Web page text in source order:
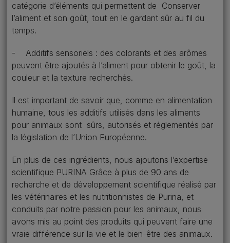
catégorie d’éléments qui permettent de Conserver
l’aliment et son goût, tout en le gardant sûr au fil du
temps.
- Additifs sensoriels : des colorants et des arômes
peuvent être ajoutés à l’aliment pour obtenir le goût, la
couleur et la texture recherchés.
Il est important de savoir que, comme en alimentation
humaine, tous les additifs utilisés dans les aliments
pour animaux sont sûrs, autorisés et réglementés par
la législation de l’Union Européenne.
En plus de ces ingrédients, nous ajoutons l’expertise
scientifique PURINA Grâce à plus de 90 ans de
recherche et de développement scientifique réalisé par
les vétérinaires et les nutritionnistes de Purina, et
conduits par notre passion pour les animaux, nous
avons mis au point des produits qui peuvent faire une
vraie différence sur la vie et le bien-être des animaux.